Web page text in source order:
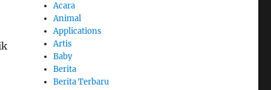
Acara
Animal
Applications
Artis
Baby
Berita
Berita Terbaru